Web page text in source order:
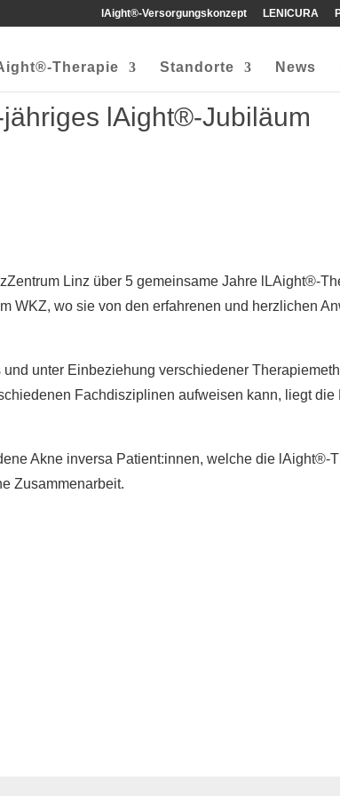
lAight®-Versorgungskonzept LENICURA
Therapie Standorte News
lAight®-Jubiläum
Linz über 5 gemeinsame Jahre lLAight®-
WKZ, wo sie von den erfahrenen und herzlichen
unter Einbeziehung verschiedener
Fachdisziplinen aufweisen kann, liegt die
Akne inversa Patient:innen, welche die lAight®-
Zusammenarbeit.